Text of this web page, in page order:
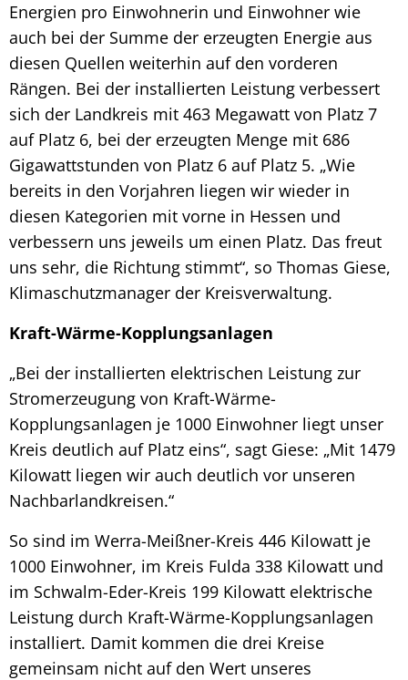
Energien pro Einwohnerin und Einwohner wie
auch bei der Summe der erzeugten Energie aus
diesen Quellen weiterhin auf den vorderen
Rängen. Bei der installierten Leistung verbessert
sich der Landkreis mit 463 Megawatt von Platz 7
auf Platz 6, bei der erzeugten Menge mit 686
Gigawattstunden von Platz 6 auf Platz 5. „Wie
bereits in den Vorjahren liegen wir wieder in
diesen Kategorien mit vorne in Hessen und
verbessern uns jeweils um einen Platz. Das freut
uns sehr, die Richtung stimmt“, so Thomas Giese,
Klimaschutzmanager der Kreisverwaltung.
Kraft-Wärme-Kopplungsanlagen
„Bei der installierten elektrischen Leistung zur
Stromerzeugung von Kraft-Wärme-
Kopplungsanlagen je 1000 Einwohner liegt unser
Kreis deutlich auf Platz eins“, sagt Giese: „Mit 1479
Kilowatt liegen wir auch deutlich vor unseren
Nachbarlandkreisen.“
So sind im Werra-Meißner-Kreis 446 Kilowatt je
1000 Einwohner, im Kreis Fulda 338 Kilowatt und
im Schwalm-Eder-Kreis 199 Kilowatt elektrische
Leistung durch Kraft-Wärme-Kopplungsanlagen
installiert. Damit kommen die drei Kreise
gemeinsam nicht auf den Wert unseres